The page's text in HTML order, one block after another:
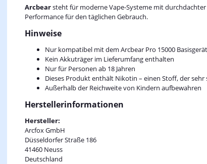
Arcbearsteht für moderne Vape-Systeme mit
Performance für den täglichen Gebrauch.
Hinweise
Nur kompatibel mit dem Arcbear Pro 15000 Basisgerät
Kein Akkuträger im Lieferumfang enthalten
Nur für Personen ab 18 Jahren
Dieses Produkt enthält Nikotin – einen Stoff, der
Außerhalb der Reichweite von Kindern aufbewahren
Herstellerinformationen
Hersteller:
Arcfox GmbH
Düsseldorfer Straße 186
41460 Neuss
Deutschland